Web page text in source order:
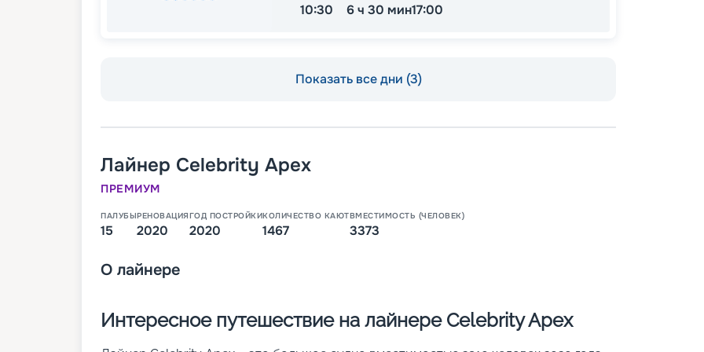
10:30 6 ч 30 мин17:00
Показать все дни (3)
Лайнер Celebrity Apex
ПРЕМИУМ
ПАЛУБЫ
15
РЕНОВАЦИЯ
2020
ГОД ПОСТРОЙКИ
2020
КОЛИЧЕСТВО КАЮТ
1467
ВМЕСТИМОСТЬ (ЧЕЛОВЕК)
3373
О лайнере
Интересное путешествие на лайнере Celebrity Apex